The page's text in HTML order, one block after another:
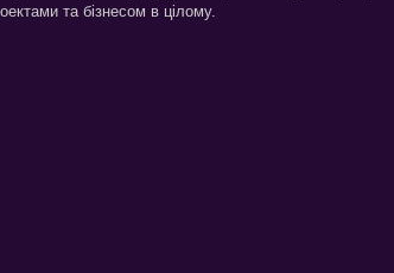
та бізнесом в цілому.